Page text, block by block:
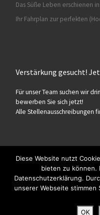
Das Süße Leben erschienen
Ihr Fahrplan zur perfekten
Verstärkung gesucht!
Für unser Team suchen wir
bewerben Sie sich jetzt!
Alle Stellenausschreibungen
© 2026Konditorei Süßes
Präsentiert von WP –
Diese Website nutzt
bieten zu können.
Datenschutzerklärung.
unserer Webseite
OK